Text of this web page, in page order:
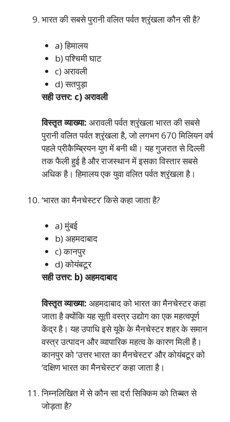
भारत की सबसे पुरानी वलित पर्वत श्रृंखला कौन सी है?
a) हिमालय
b) पश्चिमी घाट
c) अरावली
d) सतपुड़ा
सही उत्तर: c) अरावली
विस्तृत व्याख्या: अरावली पर्वत श्रृंखला भारत की सबसे
पुरानी वलित पर्वत श्रृंखला है, जो लगभग 670 मिलियन वर्ष
पहले प्रीकैम्ब्रियन युग में बनी थी। यह गुजरात से दिल्ली
तक फैली हुई है और राजस्थान में इसका विस्तार सबसे
अधिक है। हिमालय एक युवा वलित पर्वत श्रृंखला है।
‘भारत का मैनचेस्टर’ किसे कहा जाता है?
a) मुंबई
b) अहमदाबाद
c) कानपुर
d) कोयंबटूर
सही उत्तर: b) अहमदाबाद
विस्तृत व्याख्या: अहमदाबाद को भारत का मैनचेस्टर कहा
जाता है क्योंकि यह सूती वस्त्र उद्योग का एक महत्वपूर्ण
केंद्र है। यह उपाधि इसे यूके के मैनचेस्टर शहर के समान
वस्त्र उत्पादन और व्यापारिक महत्व के कारण मिली है।
कानपुर को ‘उत्तर भारत का मैनचेस्टर’ और कोयंबटूर को
‘दक्षिण भारत का मैनचेस्टर’ कहा जाता है।
निम्नलिखित में से कौन सा दर्रा सिक्किम को तिब्बत से
जोड़ता है?